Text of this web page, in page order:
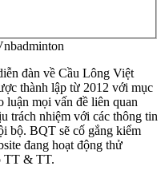
đàn về Cầu Lông Việt
thành lập từ 2012 với mục
luận mọi vấn đề liên quan
trách nhiệm với các thông tin
bộ. BQT sẽ cố gắng kiểm
đang hoạt động thử
TT & TT.